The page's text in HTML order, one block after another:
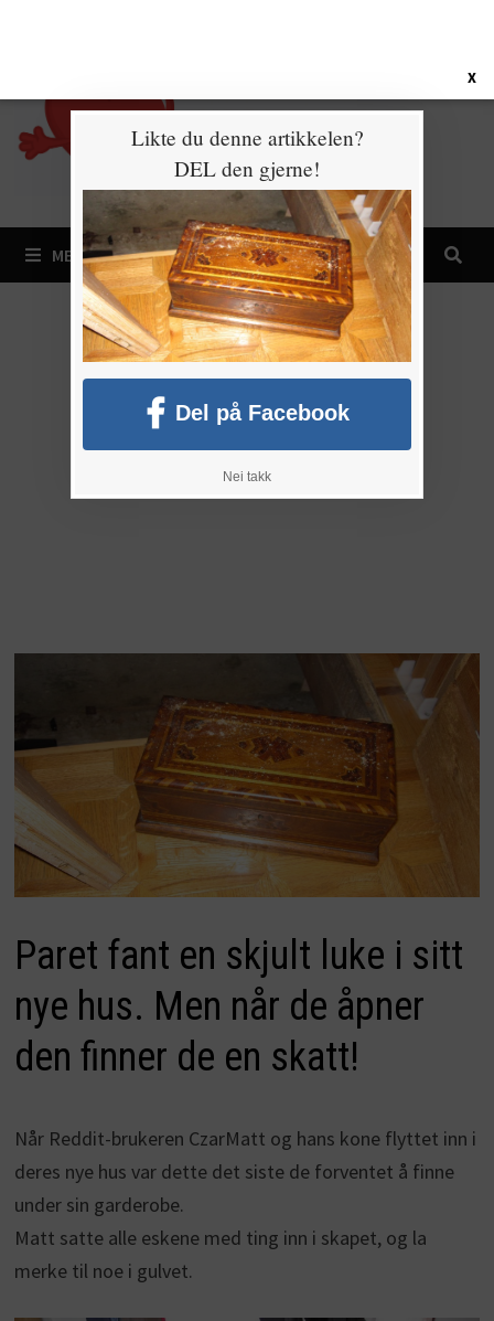
MENY
Paret fant en skjult luke i sitt
nye hus. Men når de åpner
den finner de en skatt!
Når Reddit-brukeren CzarMatt og hans kone flyttet inn i
deres nye hus var dette det siste de forventet å finne
under sin garderobe.
Matt satte alle eskene med ting inn i skapet, og la
merke til noe i gulvet.
X
Likte du denne artikkelen?
DEL den gjerne!
Del på Facebook
Nei takk